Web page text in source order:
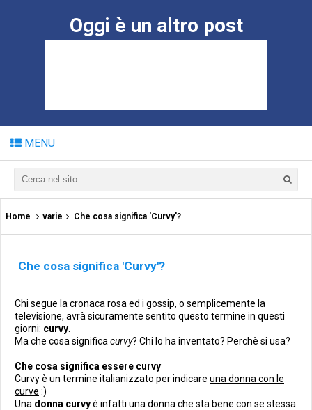
Oggi è un altro post
MENU
Home varie Che cosa significa 'Curvy'?
Che cosa significa 'Curvy'?
Chi segue la cronaca rosa ed i gossip, o semplicemente la
televisione, avrà sicuramente sentito questo termine in questi
giorni: curvy
Ma che cosa significa curvy? Chi lo ha inventato? Perchè si usa?
Che cosa significa essere curvy
Curvy è un termine italianizzato per indicare una donna con le
curve :)
Una donna curvyè infatti una donna che sta bene con se stessa